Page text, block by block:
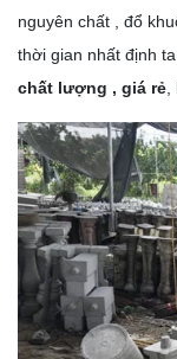
nguyên chất , đổ
thời gian nhất định
chất lượng , giá rẻ